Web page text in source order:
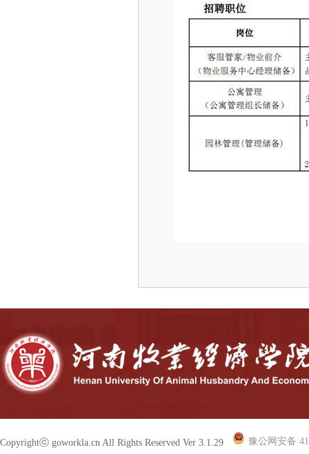
Copyrightⓒ goworkla.cn All Rights Reserved Ver 3.1.29 豫公网安备